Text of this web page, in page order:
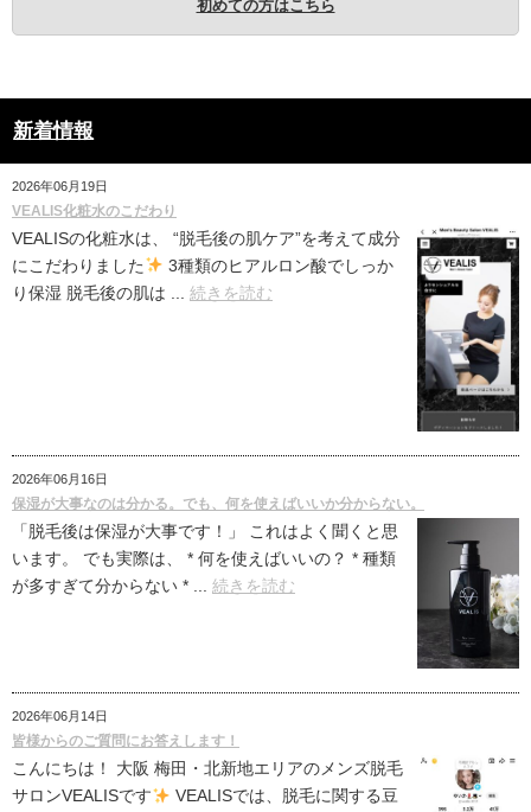
初めての方はこちら
新着情報
2026年06月19日
VEALIS化粧水のこだわり
VEALISの化粧水は、 “脱毛後の肌ケア”を考えて成分
にこだわりました
3種類のヒアルロン酸でしっか
り保湿 脱毛後の肌は ... 続きを読む
2026年06月16日
保湿が大事なのは分かる。でも、何を使えばいいか分からない。
「脱毛後は保湿が大事です！」 これはよく聞くと思
います。 でも実際は、 * 何を使えばいいの？ * 種類
が多すぎて分からない * ... 続きを読む
2026年06月14日
皆様からのご質問にお答えします！
こんにちは！ 大阪 梅田・北新地エリアのメンズ脱毛
サロンVEALISです
VEALISでは、脱毛に関する豆